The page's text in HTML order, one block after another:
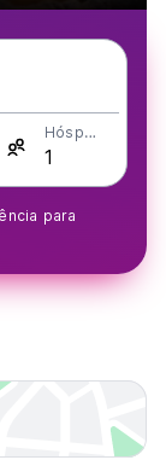
Hóspedes
para